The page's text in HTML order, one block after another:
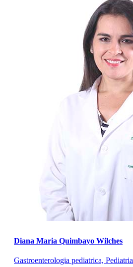
Diana Maria Quimbayo Wilches
Gastroenterologia pediatrica, Pediatria